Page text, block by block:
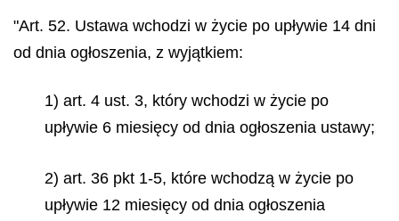
"Art. 52. Ustawa wchodzi w życie po upływie 14 dni
od dnia ogłoszenia, z wyjątkiem:
1) art. 4 ust. 3, który wchodzi w życie po
upływie 6 miesięcy od dnia ogłoszenia ustawy;
2) art. 36 pkt 1-5, które wchodzą w życie po
upływie 12 miesięcy od dnia ogłoszenia